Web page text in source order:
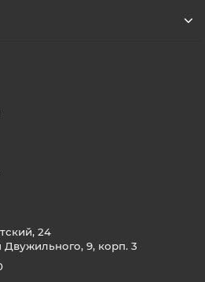
24
9, корп. 3